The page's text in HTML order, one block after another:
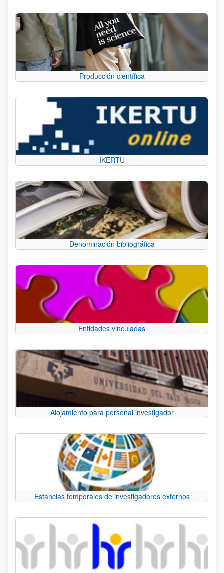
Producción científica
IKERTU
Denominación bibliográfica
Entidades vinculadas
Alojamiento para personal investigador
Estancias temporales de investigadores externos